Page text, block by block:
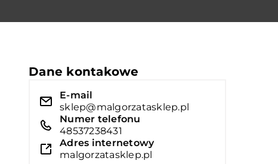
Dane kontakowe
E-mail
sklep@malgorzatasklep.pl
Numer telefonu
48537238431
Adres internetowy
malgorzatasklep.pl